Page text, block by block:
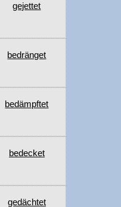
gejettet
bedränget
bedämpftet
bedecket
gedächtet